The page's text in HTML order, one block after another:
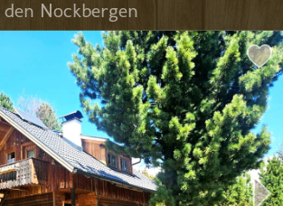
Nockbergen